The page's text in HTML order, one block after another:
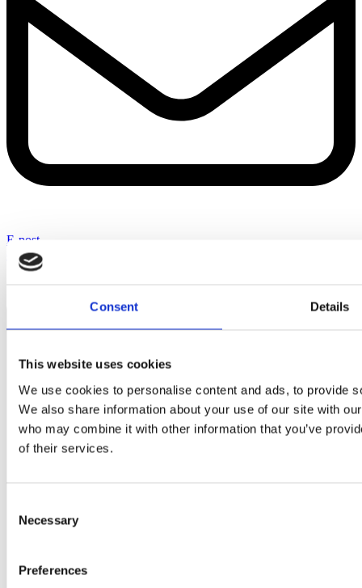
Consent Details
This website uses cookies
We use cookies to personalise content and ads, to provide
We also share information about your use of our site with
who may combine it with other information that you’ve
of their services.
Selection
Necessary
Preferences
E-post
contact@enit.se